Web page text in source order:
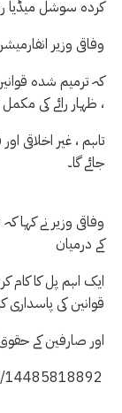
کردہ سوشل میڈیا رولز 2021 کے
وفاقی وزیر
ظہار رائے کی مکمل آزادی دیں گے ،
تاہم ، غیر
جائے گا۔
وفاقی وزیر نے کہا
کے درمیان
ایک اہم پل کا کام
قوانین کی پاسداری
اور صارفین کے حقوق
14485818892